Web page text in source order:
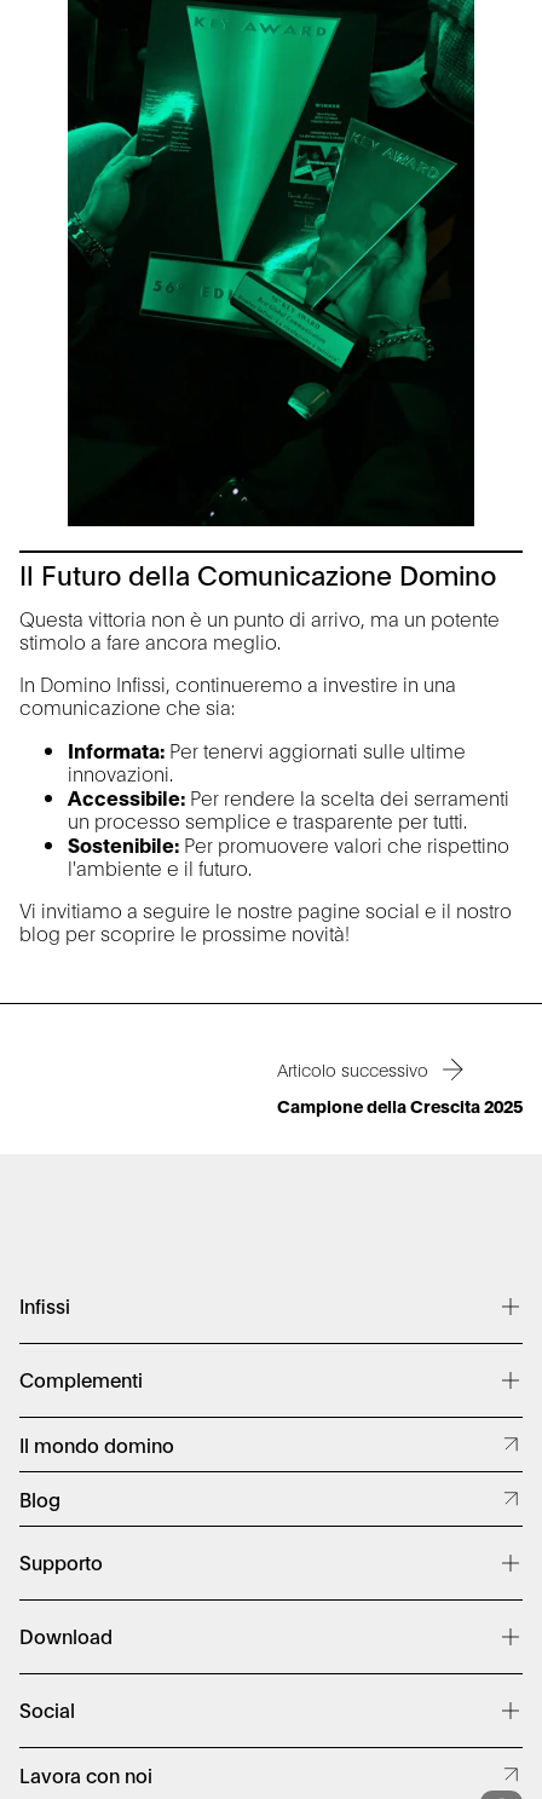
Il Futuro della Comunicazione Domino
Questa vittoria non è un punto di arrivo, ma un potente
stimolo a fare ancora meglio.
In Domino Infissi, continueremo a investire in una
comunicazione che sia:
Informata: Per tenervi aggiornati sulle ultime
innovazioni.
Accessibile: Per rendere la scelta dei serramenti
un processo semplice e trasparente per tutti.
Sostenibile: Per promuovere valori che rispettino
l'ambiente e il futuro.
Vi invitiamo a seguire le nostre pagine social e il nostro
blog per scoprire le prossime novità!
Articolo successivo
Campione della Crescita 2025
Infissi
Infissi in PVC
Legno-Alluminio
Promozioni
Complementi
Persiane
Tapparelle
Tende da sole
Zanzariere
Il mondo domino
Blog
Supporto
Assistenza
Contatti
Download
Social
Lavora con noi